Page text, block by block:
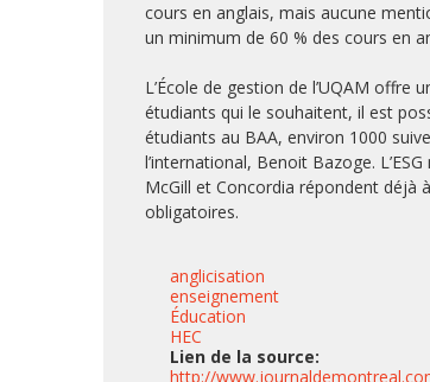
cours en anglais, mais aucune
un minimum de 60 % des cours en
L’École de gestion de l’UQAM offre
étudiants qui le souhaitent, il est
étudiants au BAA, environ 1000
l’international, Benoit Bazoge.
McGill et Concordia répondent déjà
obligatoires.
anglicisation
enseignement
Éducation
HEC
Lien de la source:
http://